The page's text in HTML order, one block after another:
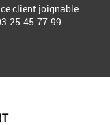
client joignable